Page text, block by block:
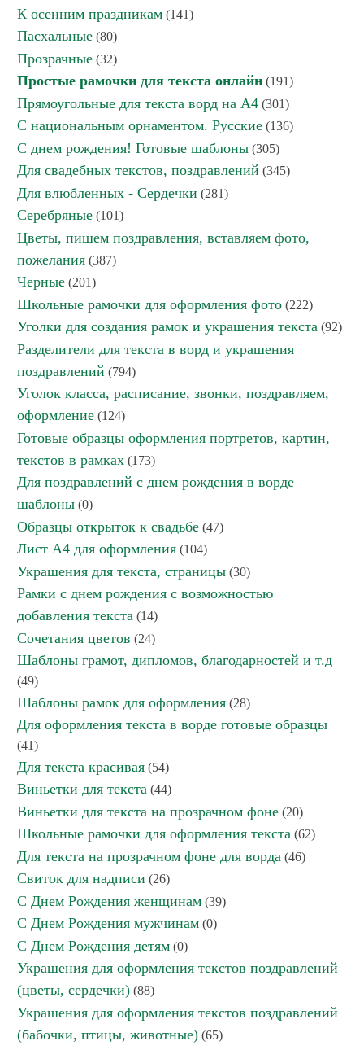
К осенним праздникам (141)
Пасхальные (80)
Прозрачные (32)
Простые рамочки для текста онлайн (191)
Прямоугольные для текста ворд на А4 (301)
С национальным орнаментом. Русские (136)
С днем рождения! Готовые шаблоны (305)
Для свадебных текстов, поздравлений (345)
Для влюбленных - Сердечки (281)
Серебряные (101)
Цветы, пишем поздравления, вставляем фото,
пожелания (387)
Черные (201)
Школьные рамочки для оформления фото (222)
Уголки для создания рамок и украшения текста (92)
Разделители для текста в ворд и украшения
поздравлений (794)
Уголок класса, расписание, звонки, поздравляем,
оформление (124)
Готовые образцы оформления портретов, картин,
текстов в рамках (173)
Для поздравлений с днем рождения в ворде
шаблоны (0)
Образцы открыток к свадьбе (47)
Лист А4 для оформления (104)
Украшения для текста, страницы (30)
Рамки с днем рождения с возможностью
добавления текста (14)
Сочетания цветов (24)
Шаблоны грамот, дипломов, благодарностей и т.д
(49)
Шаблоны рамок для оформления (28)
Для оформления текста в ворде готовые образцы
(41)
Для текста красивая (54)
Виньетки для текста (44)
Виньетки для текста на прозрачном фоне (20)
Школьные рамочки для оформления текста (62)
Для текста на прозрачном фоне для ворда (46)
Свиток для надписи (26)
С Днем Рождения женщинам (39)
С Днем Рождения мужчинам (0)
С Днем Рождения детям (0)
Украшения для оформления текстов поздравлений
(цветы, сердечки) (88)
Украшения для оформления текстов поздравлений
(бабочки, птицы, животные) (65)